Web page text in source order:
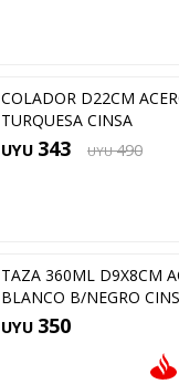
COLADOR D22CM
TURQUESA CINSA
UYU 343 UYU 490
TAZA 360ML D9X8CM
BLANCO B/NEGRO
UYU 350